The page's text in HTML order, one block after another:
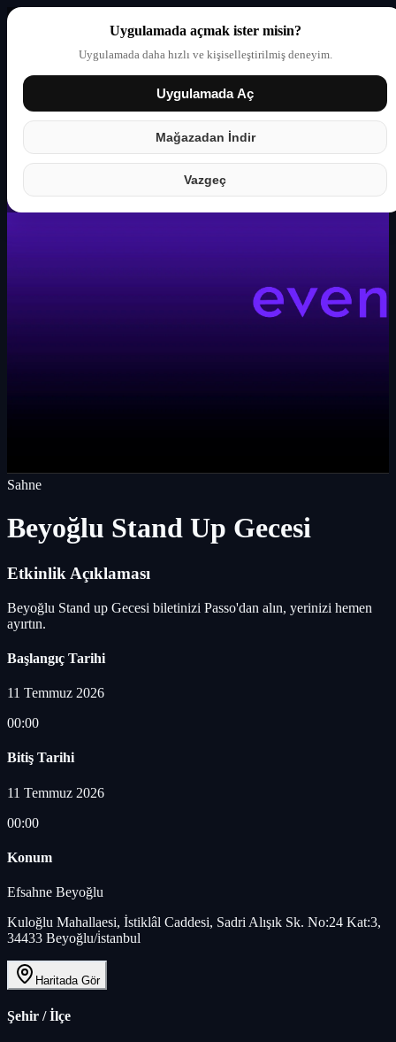
Uygulamada açmak ister misin?
Uygulamada daha hızlı ve kişiselleştirilmiş deneyim.
Uygulamada Aç
Mağazadan İndir
Vazgeç
Giriş yap Partner
Sahne
Beyoğlu Stand Up Gecesi
Etkinlik Açıklaması
Beyoğlu Stand up Gecesi biletinizi Passo'dan alın, yerinizi hemen
ayırtın.
Başlangıç Tarihi
11 Temmuz 2026
00:00
Bitiş Tarihi
11 Temmuz 2026
00:00
Konum
Efsahne Beyoğlu
Kuloğlu Mahallaesi, İstiklâl Caddesi, Sadri Alışık Sk. No:24 Kat:3,
34433 Beyoğlu/i̇stanbul
Haritada Gör
Şehir / İlçe